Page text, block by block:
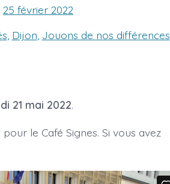
25 février 2022
Dijon Jouons de nos différences
21 mai 2022.
le Café Signes. Si vous avez